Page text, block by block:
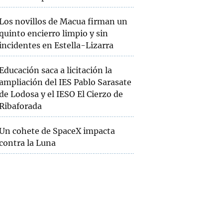
novillos de Macua firman un
encierro limpio y sin
en Estella-Lizarra
saca a licitación la
del IES Pablo Sarasate
Lodosa y el IESO El Cierzo de
cohete de SpaceX impacta
la Luna